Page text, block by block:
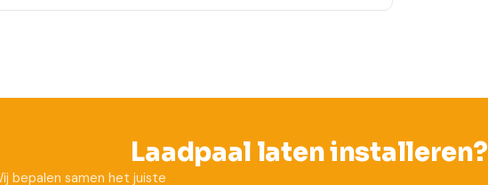
Laadpaal laten installeren?
bepalen samen het juiste